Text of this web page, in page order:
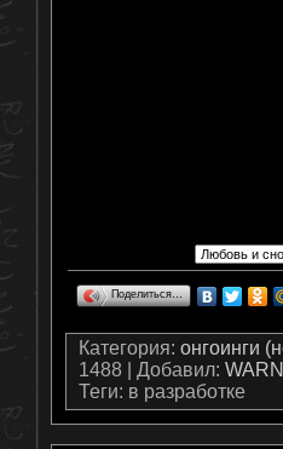
Поделиться…
Категория: онгоинги
1488 | Добавил:
Теги: в разработке